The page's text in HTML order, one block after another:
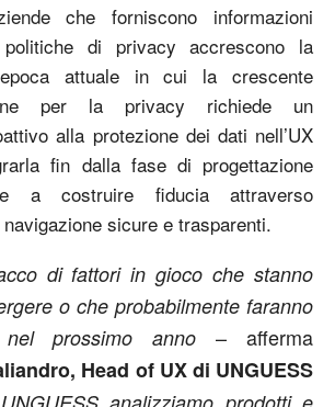
che forniscono informazioni
di privacy accrescono la
attuale in cui la crescente
per la privacy richiede un
alla protezione dei dati nell’UX
fin dalla fase di progettazione
a costruire fiducia attraverso
sicure e trasparenti.
di fattori in gioco che stanno
o che probabilmente faranno
prossimo anno – afferma
Head of UX di UNGUESS